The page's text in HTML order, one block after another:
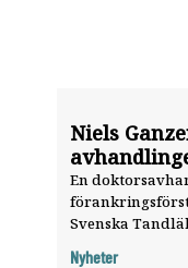
Niels
En
Svenska
Nyheter